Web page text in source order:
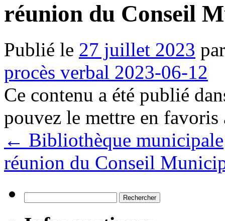
réunion du Conseil
Publié le 27 juillet 2023 par
procès verbal 2023-06-12
Ce contenu a été publié
pouvez le mettre en
← Bibliothèque municipale
réunion du Conseil